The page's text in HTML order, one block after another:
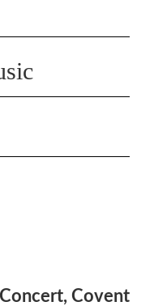
Covent